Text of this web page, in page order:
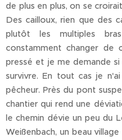
de plus en plus, on se
Des cailloux, rien que des
plutôt les multiples
constamment changer
pressé et je me demande
survivre. En tout cas je
pêcheur. Près du pont
chantier qui rend une
le chemin dévie un peu du
Weißenbach, un beau